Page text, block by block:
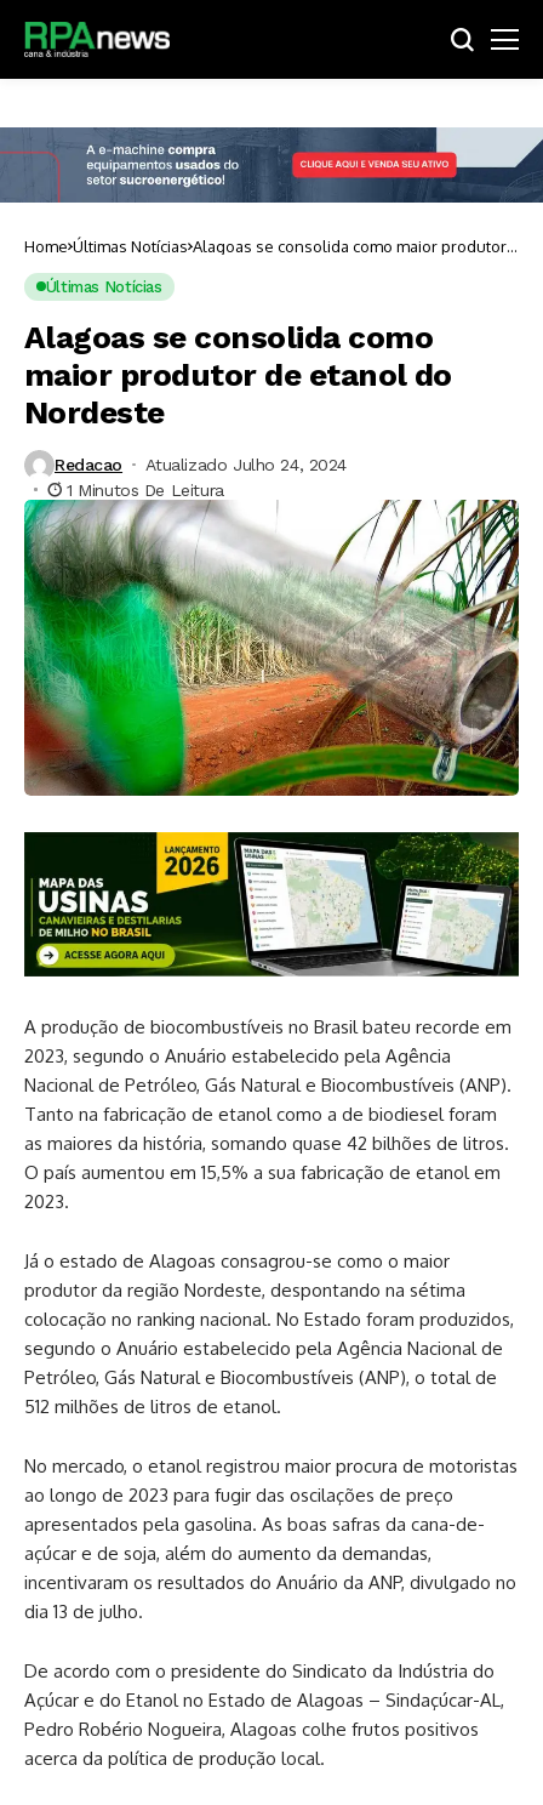
Home Últimas Notícias Alagoas se consolida como maior produtor
de etanol do Nordeste
Últimas Notícias
Alagoas se consolida como
maior produtor de etanol do
Nordeste
Redacao
Atualizado Julho 24, 2024
1 Minutos De Leitura
A produção de biocombustíveis no Brasil bateu recorde em
2023, segundo o Anuário estabelecido pela Agência
Nacional de Petróleo, Gás Natural e Biocombustíveis (ANP).
Tanto na fabricação de etanol como a de biodiesel foram
as maiores da história, somando quase 42 bilhões de litros.
O país aumentou em 15,5% a sua fabricação de etanol em
2023.
Já o estado de Alagoas consagrou-se como o maior
produtor da região Nordeste, despontando na sétima
colocação no ranking nacional. No Estado foram produzidos,
segundo o Anuário estabelecido pela Agência Nacional de
Petróleo, Gás Natural e Biocombustíveis (ANP), o total de
512 milhões de litros de etanol.
No mercado, o etanol registrou maior procura de motoristas
ao longo de 2023 para fugir das oscilações de preço
apresentados pela gasolina. As boas safras da cana-de-
açúcar e de soja, além do aumento da demandas,
incentivaram os resultados do Anuário da ANP, divulgado no
dia 13 de julho.
De acordo com o presidente do Sindicato da Indústria do
Açúcar e do Etanol no Estado de Alagoas – Sindaçúcar-AL,
Pedro Robério Nogueira, Alagoas colhe frutos positivos
acerca da política de produção local.